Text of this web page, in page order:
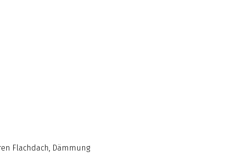
Flachdach, Dämmung